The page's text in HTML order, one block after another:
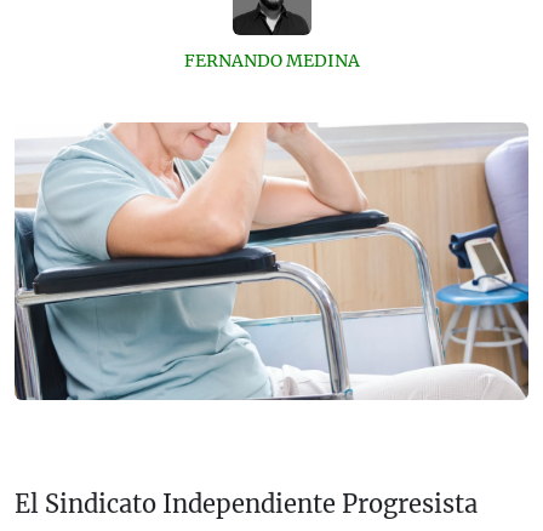
FERNANDO MEDINA
El Sindicato Independiente Progresista